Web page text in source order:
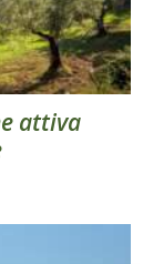
attiva